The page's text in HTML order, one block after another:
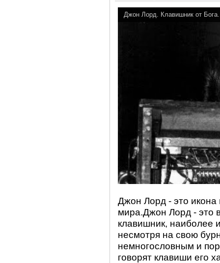
Джон Лорд. Клавишник от Бога.
Джон Лорд - это икона
мира.Джон Лорд - это
клавишник, наиболее
несмотря на свою
немногословным и
говорят клавиши его